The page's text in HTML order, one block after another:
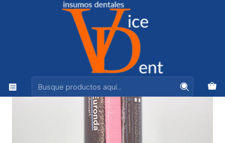
Ventas +56944575313
DESECHABLES SERVILLETA BABERO EN ROLLO